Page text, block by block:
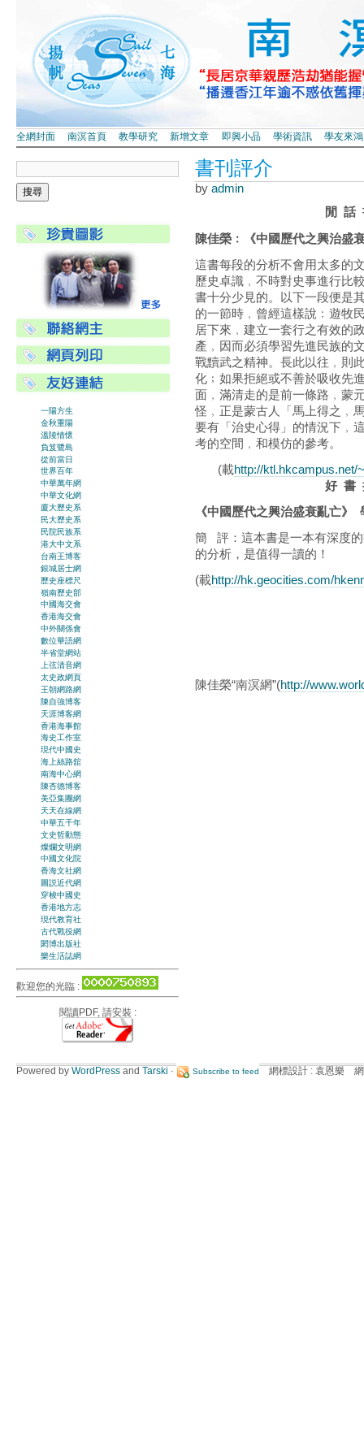
全網封面 南溟首頁 教學研究 新增文章 即興小品 學術資訊 學友來鴻
書刊評介
by admin
閒 話
陳佳榮﹕《中國歷代之興治盛
這書每段的分析不會用太多的
歷史卓識﹐不時對史事進行比
書十分少見的。以下一段便是
的一節時﹐曾經這樣說﹕遊牧
居下來﹐建立一套行之有效的
產﹐因而必須學習先進民族的
戰黷武之精神。長此以往﹐則
化﹔如果拒絕或不善於吸收先
面﹐滿清走的是前一條路﹐蒙
怪﹐正是蒙古人「馬上得之﹐
要有「治史心得」的情況下﹐
考的空間﹐和模仿的參考。
(載http://ktl.hkcampus.net/
好 書
《中國歷代之興治盛衰亂亡
簡 評：這本書是一本有深度
的分析，是值得一讀的！
(載http://hk.geocities.com/
陳佳榮“南溟網”(http://
一陽方生
金秋重陽
溫陵情懷
負笈鷺島
從前當日
世界百年
中華萬年網
中華文化網
廈大歷史系
民大歷史系
民院民族系
港大中文系
台南王博客
銀城居士網
歷史座標尺
嶺南歷史部
中國海交會
香港海交會
中外關係會
數位華語網
半省堂網站
上弦清音網
太史政網頁
王朝網路網
陳自強博客
天涯博客網
香港海事館
海史工作室
現代中國史
海上絲路舘
南海中心網
陳杏德博客
美亞集團網
天天在線網
中華五千年
文史哲動態
燦爛文明網
中國文化院
香海文社網
圖説近代網
穿梭中國史
香港地方志
現代教育社
古代戰役網
閎博出版社
樂生活誌網
歡迎您的光臨 :
閱讀PDF, 請安裝 :
Powered by WordPress and Tarski · Subscribe to feed 網標設計 : 袁恩樂 網